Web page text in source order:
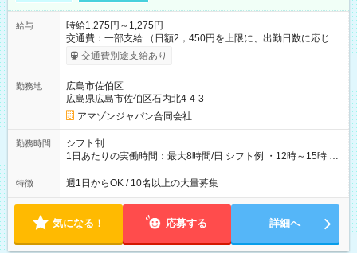
給与
時給1,275円～1,275円
交通費：一部支給 （日額2，450円を上限に、出勤日数に応じて
実費支給） ※22:00～翌5:00までは時給25%UP！ ■給与前払い
制度あり ※前払い額の上限あり、手数料無料（Amazon負担）
交通費別途支給あり
勤務地
広島市佐伯区
広島県広島市佐伯区石内北4-4-3
アマゾンジャパン合同会社
勤務時間
シフト制
1日あたりの実働時間：最大8時間/日 シフト例 ・12時～15時 入
社後、就業可能シフトをご確認の上、申請してください。
特徴 週1日からOK / 10名以上の大量募集
気になる！ 応募する 詳細へ